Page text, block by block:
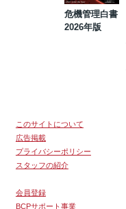
危機管理白書
2026年版
このサイトについて
広告掲載
プライバシーポリシー
スタッフの紹介
会員登録
BCPサポート事業